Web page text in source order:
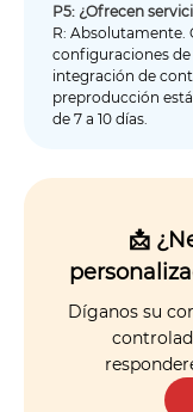
P5: ¿Ofrecen
R: Absolutamente.
configuraciones de
integración de
preproducción
de 7 a 10 días.
📩
Díganos su